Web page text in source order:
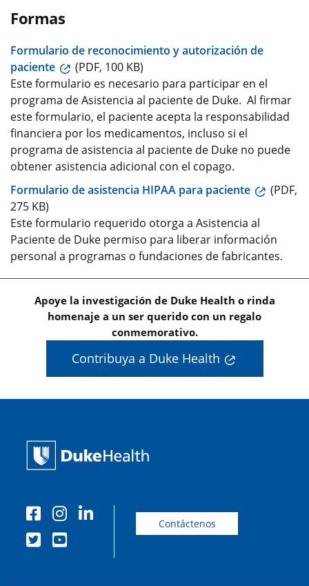
Formas
Formulario de reconocimiento y autorización de
paciente
(PDF, 100 KB)
Este formulario es necesario para participar en el
programa de Asistencia al paciente de Duke. Al firmar
este formulario, el paciente acepta la responsabilidad
financiera por los medicamentos, incluso si el
programa de asistencia al paciente de Duke no puede
obtener asistencia adicional con el copago.
Formulario de asistencia HIPAA para paciente
(PDF,
275 KB)
Este formulario requerido otorga a Asistencia al
Paciente de Duke permiso para liberar información
personal a programas o fundaciones de fabricantes.
Apoye la investigación de Duke Health o rinda
homenaje a un ser querido con un regalo
conmemorativo.
Contribuya a Duke Health
Contáctenos